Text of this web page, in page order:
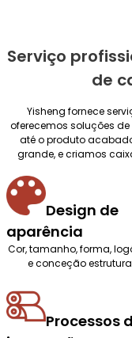
Serviço
de
Yisheng fornece
oferecemos soluções
até o produto
grande, e criamos
Design de
aparência
Cor, tamanho, forma,
e conceção
Processos